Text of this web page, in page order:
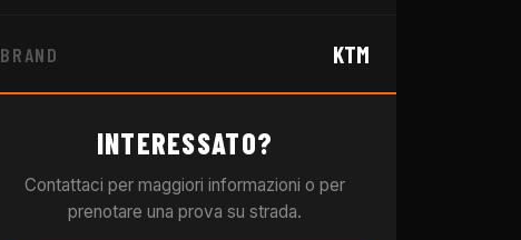
BRAND KTM
INTERESSATO?
Contattaci per maggiori informazioni o per
prenotare una prova su strada.